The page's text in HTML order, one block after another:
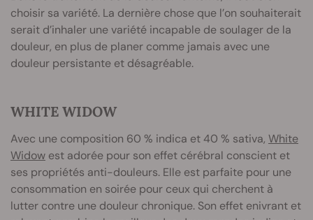
choisir sa variété. La dernière chose que l’on souhaiterait
serait d’inhaler une variété incapable de soulager de la
douleur, en plus de planer comme jamais avec une
douleur persistante et désagréable.
WHITE WIDOW
Avec une composition 60 % indica et 40 % sativa, White
Widow est adorée pour son effet cérébral conscient et
ses propriétés anti-douleurs. Elle est parfaite pour une
consommation en soirée pour ceux qui cherchent à
lutter contre une douleur chronique. Son effet enivrant et